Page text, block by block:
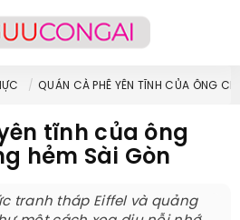
QUÁN CÀ PHÊ YÊN TĨNH CỦA ÔNG
tĩnh của ông
hẻm Sài Gòn
tranh tháp Eiffel và quảng